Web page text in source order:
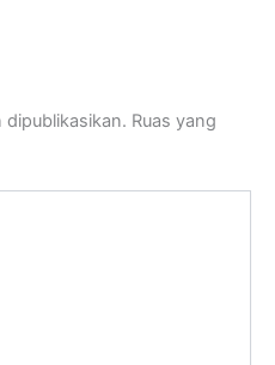
dipublikasikan. Ruas yang